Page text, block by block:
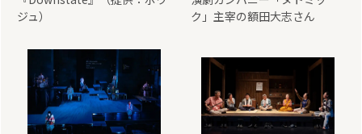
ジュ）
ク」主宰の額田大志さん